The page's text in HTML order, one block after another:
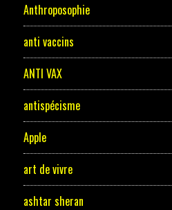
Anthroposophie
anti vaccins
ANTI VAX
antispécisme
Apple
art de vivre
ashtar sheran